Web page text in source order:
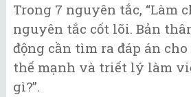
Trong 7 nguyên tắc, “Làm
nguyên tắc cốt lõi. Bản
động cần tìm ra đáp án
thế mạnh và triết lý làm
gì?”.